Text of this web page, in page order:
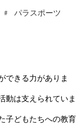
パラスポーツ
できる力がありま
動は支えられていま
子どもたちへの教育